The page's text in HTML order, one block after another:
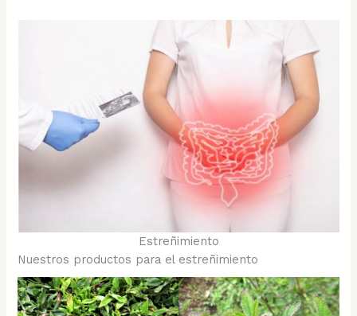
Estreñimiento
Nuestros productos para el estreñimiento